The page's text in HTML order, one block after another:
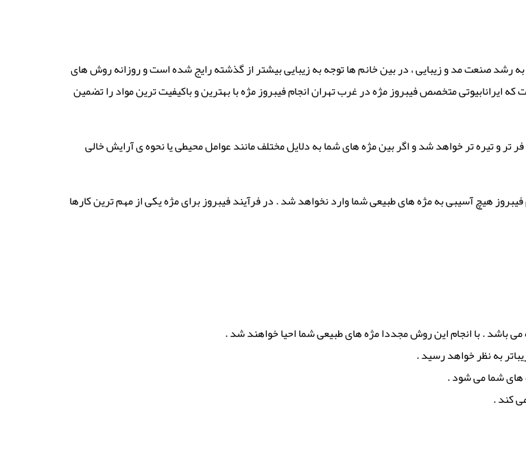
رشد صنعت مد و زیبایی ، در بین خانم ها توجه به زیبایی بیشتر از گذشته رایج شده است و روزانه روش های
ایرانابیوتی متخصص فیبروز مژه در غرب تهران انجام فیبروز مژه با بهترین و باکیفیت ترین مواد را تضمین
و تیره تر خواهد شد و اگر بین مژه های شما به دلایل مختلف مانند عوامل محیطی یا نحوه ی آرایش خالی
هیچ آسیبی به مژه های طبیعی شما وارد نخواهد شد . در فرآیند فیبروز برای مژه یکی از مهم ترین کارها
باشد . با انجام این روش مجددا مژه های طبیعی شما احیا خواهند شد .
به نظر خواهد رسید .
های شما می شود .
کند .